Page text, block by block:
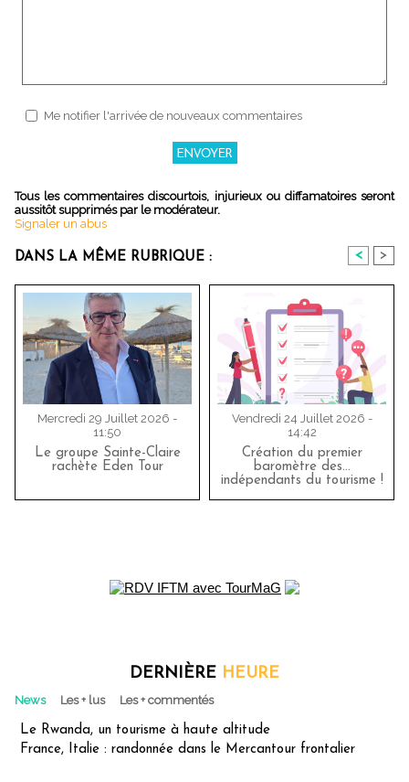
Me notifier l'arrivée de nouveaux commentaires
Tous les commentaires discourtois, injurieux ou diffamatoires seront
aussitôt supprimés par le modérateur.
Signaler un abus
DANS LA MÊME RUBRIQUE : < >
Mercredi 29 Juillet 2026 -
11:50
Le groupe Sainte-Claire
rachète Eden Tour
Vendredi 24 Juillet 2026 -
14:42
Création du premier
baromètre des…
indépendants du tourisme !
DERNIÈRE HEURE
News Les + lus Les + commentés
Le Rwanda, un tourisme à haute altitude
France, Italie : randonnée dans le Mercantour frontalier